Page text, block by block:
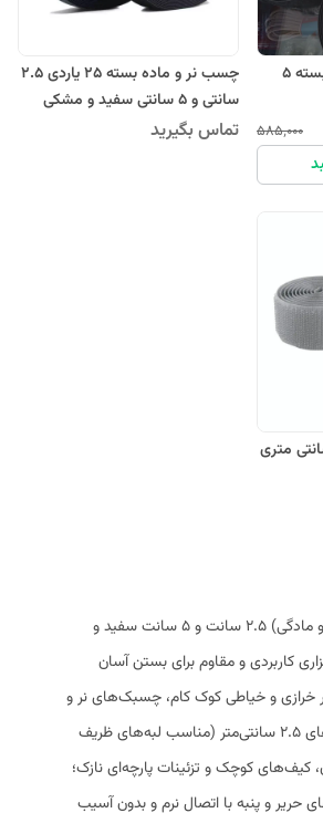
چسب نر و ماده 5سانتی بسته 5
۵۸۵٬۰۰۰
چسب نر و ماده بسته 25 یاردی ۲.۵
سانتی و ۵ سانتی سفید و مشکی
تماس بگیرید
سفید 5 سانتی متری
چسبک (چسب نر و مادگی) ۲.۵ سانت و ۵ سانت سفید و
کاربردی و مقاوم برای بستن آسان
خرازی و خیاطی کوک کام، چسبک‌های نر و
مادگی را در عرض‌های ۲.۵ سانتی‌متر (مناسب لبه‌های ظریف
کیف‌های کوچک و تزئینات پارچه‌ای نازک؛
حریر و پنبه با اتصال نرم و بدون آسیب